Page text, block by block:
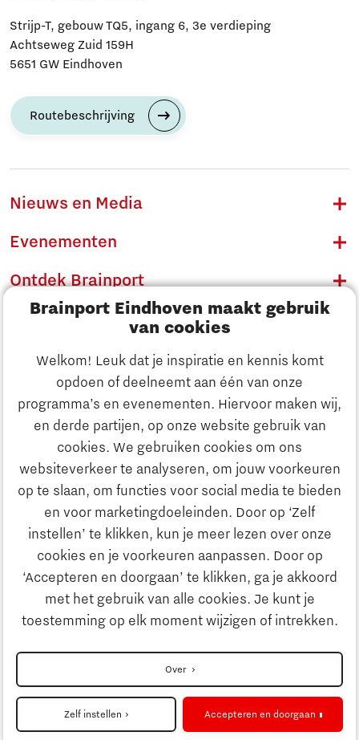
Brainport Eindhoven maakt gebruik
van cookies
Welkom! Leuk dat je inspiratie en kennis komt
opdoen of deelneemt aan één van onze
programma’s en evenementen. Hiervoor maken wij,
en derde partijen, op onze website gebruik van
cookies. We gebruiken cookies om ons
websiteverkeer te analyseren, om jouw voorkeuren
op te slaan, om functies voor social media te bieden
en voor marketingdoeleinden. Door op ‘Zelf
instellen’ te klikken, kun je meer lezen over onze
cookies en je voorkeuren aanpassen. Door op
‘Accepteren en doorgaan’ te klikken, ga je akkoord
met het gebruik van alle cookies. Je kunt je
toestemming op elk moment wijzigen of intrekken.
Over
Zelf instellen Accepteren en doorgaan
Ontdek Brainport
Innovatie
Ondernemen
Onderwijs
Strategie & Organisatie
Strijp-T, gebouw TQ5, ingang 6, 3e verdieping
Achtseweg Zuid 159H
5651 GW Eindhoven
Routebeschrijving
Nieuws en Media
Evenementen
Ontdek Brainport
Innovatie
Ondernemen
Onderwijs
Maatschappelijk
Strategie & Organisatie
Zoeken
Contact
Naar internationale website
Privacyverklaring
Cookieinstellingen